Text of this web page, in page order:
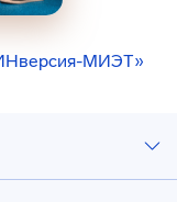
МИЭТ»